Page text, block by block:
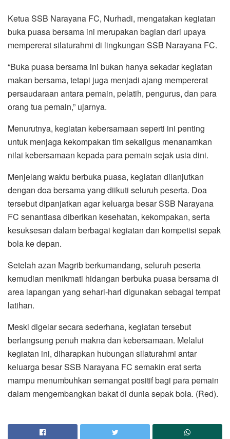
Ketua SSB Narayana FC, Nurhadi, mengatakan kegiatan
buka puasa bersama ini merupakan bagian dari upaya
mempererat silaturahmi di lingkungan SSB Narayana FC.
“Buka puasa bersama ini bukan hanya sekadar kegiatan
makan bersama, tetapi juga menjadi ajang mempererat
persaudaraan antara pemain, pelatih, pengurus, dan para
orang tua pemain,” ujarnya.
Menurutnya, kegiatan kebersamaan seperti ini penting
untuk menjaga kekompakan tim sekaligus menanamkan
nilai kebersamaan kepada para pemain sejak usia dini.
Menjelang waktu berbuka puasa, kegiatan dilanjutkan
dengan doa bersama yang diikuti seluruh peserta. Doa
tersebut dipanjatkan agar keluarga besar SSB Narayana
FC senantiasa diberikan kesehatan, kekompakan, serta
kesuksesan dalam berbagai kegiatan dan kompetisi sepak
bola ke depan.
Setelah azan Magrib berkumandang, seluruh peserta
kemudian menikmati hidangan berbuka puasa bersama di
area lapangan yang sehari-hari digunakan sebagai tempat
latihan.
Meski digelar secara sederhana, kegiatan tersebut
berlangsung penuh makna dan kebersamaan. Melalui
kegiatan ini, diharapkan hubungan silaturahmi antar
keluarga besar SSB Narayana FC semakin erat serta
mampu menumbuhkan semangat positif bagi para pemain
dalam mengembangkan bakat di dunia sepak bola. (Red).